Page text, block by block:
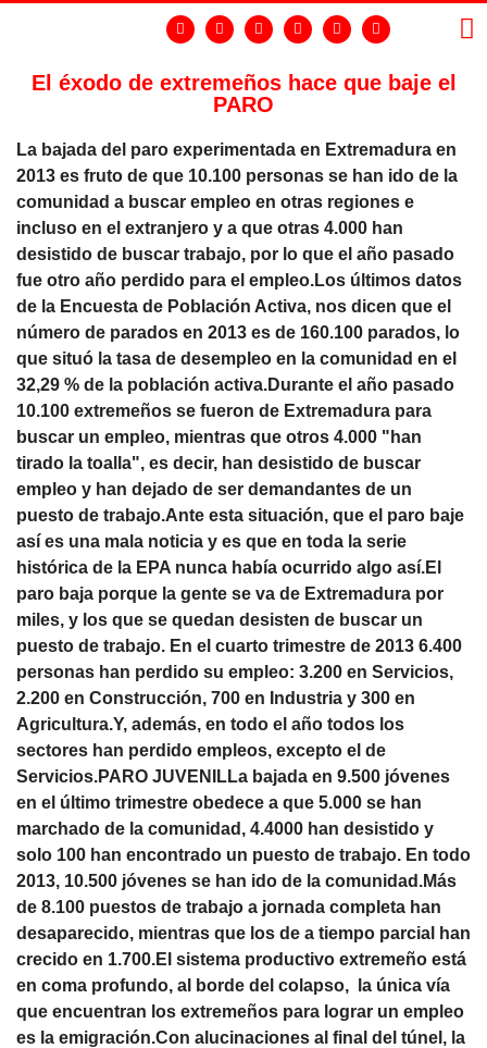
El éxodo de extremeños hace que baje el
PARO
La bajada del paro experimentada en Extremadura en
2013 es fruto de que 10.100 personas se han ido de la
comunidad a buscar empleo en otras regiones e
incluso en el extranjero y a que otras 4.000 han
desistido de buscar trabajo, por lo que el año pasado
fue otro año perdido para el empleo.Los últimos datos
de la Encuesta de Población Activa, nos dicen que el
número de parados en 2013 es de 160.100 parados, lo
que situó la tasa de desempleo en la comunidad en el
32,29 % de la población activa.Durante el año pasado
10.100 extremeños se fueron de Extremadura para
buscar un empleo, mientras que otros 4.000 "han
tirado la toalla", es decir, han desistido de buscar
empleo y han dejado de ser demandantes de un
puesto de trabajo.Ante esta situación, que el paro baje
así es una mala noticia y es que en toda la serie
histórica de la EPA nunca había ocurrido algo así.El
paro baja porque la gente se va de Extremadura por
miles, y los que se quedan desisten de buscar un
puesto de trabajo. En el cuarto trimestre de 2013 6.400
personas han perdido su empleo: 3.200 en Servicios,
2.200 en Construcción, 700 en Industria y 300 en
Agricultura.Y, además, en todo el año todos los
sectores han perdido empleos, excepto el de
Servicios.PARO JUVENILLa bajada en 9.500 jóvenes
en el último trimestre obedece a que 5.000 se han
marchado de la comunidad, 4.4000 han desistido y
solo 100 han encontrado un puesto de trabajo. En todo
2013, 10.500 jóvenes se han ido de la comunidad.Más
de 8.100 puestos de trabajo a jornada completa han
desaparecido, mientras que los de a tiempo parcial han
crecido en 1.700.El sistema productivo extremeño está
en coma profundo, al borde del colapso, la única vía
que encuentran los extremeños para lograr un empleo
es la emigración.Con alucinaciones al final del túnel, la